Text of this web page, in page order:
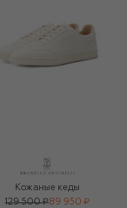
Кожаные кеды
129 500 ₽89 950 ₽